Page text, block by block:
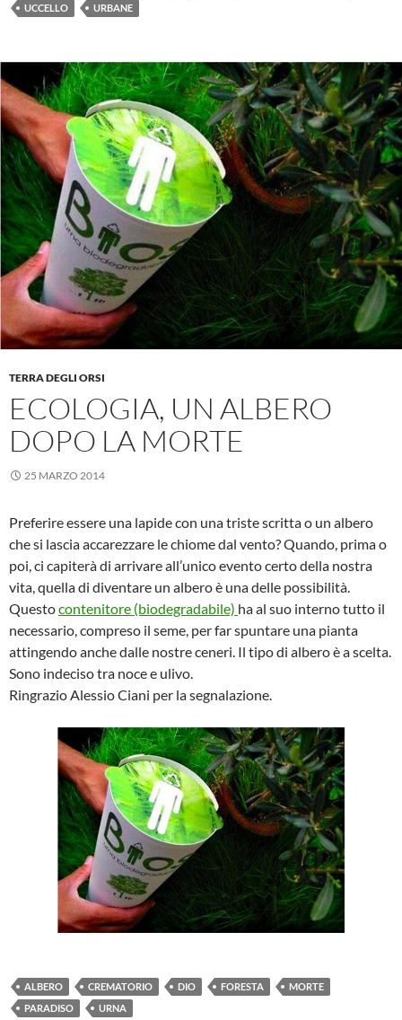
UCCELLO
URBANE
TERRA DEGLI ORSI
ECOLOGIA, UN ALBERO
DOPO LA MORTE
25 MARZO 2014
Preferire essere una lapide con una triste scritta o un albero
che si lascia accarezzare le chiome dal vento? Quando, prima o
poi, ci capiterà di arrivare all’unico evento certo della nostra
vita, quella di diventare un albero è una delle possibilità.
Questocontenitore (biodegradabile) ha al suo interno tutto il
necessario, compreso il seme, per far spuntare una pianta
attingendo anche dalle nostre ceneri. Il tipo di albero è a scelta.
Sono indeciso tra noce e ulivo.
Ringrazio Alessio Ciani per la segnalazione.
ALBERO CREMATORIO DIO FORESTA
MORTE
PARADISO
URNA